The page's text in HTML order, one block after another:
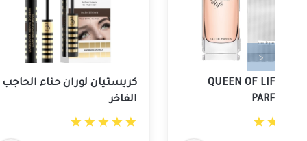
كريستيان لوران حناء الحاجب
الفاخر
QUEEN OF LIFE EAU
PARFUM
>